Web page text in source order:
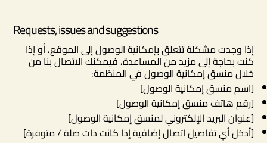
Requests, issues and suggestions
إذا وجدت مشكلة تتعلق بإمكانية الوصول إلى الموقع، أو إذا
كنت بحاجة إلى مزيد من المساعدة، فيمكنك الاتصال بنا من
خلال منسق إمكانية الوصول في المنظمة:
[اسم منسق إمكانية الوصول]
[رقم هاتف منسق إمكانية الوصول]
[عنوان البريد الإلكتروني لمنسق إمكانية الوصول]
[أدخل أي تفاصيل اتصال إضافية إذا كانت ذات صلة / متوفرة]